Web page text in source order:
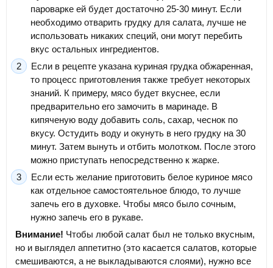
пароварке ей будет достаточно 25-30 минут. Если
необходимо отварить грудку для салата, лучше не
использовать никаких специй, они могут перебить
вкус остальных ингредиентов.
Если в рецепте указана куриная грудка обжаренная,
то процесс приготовления также требует некоторых
знаний. К примеру, мясо будет вкуснее, если
предварительно его замочить в маринаде. В
кипяченую воду добавить соль, сахар, чеснок по
вкусу. Остудить воду и окунуть в него грудку на 30
минут. Затем вынуть и отбить молотком. После этого
можно приступать непосредственно к жарке.
Если есть желание приготовить белое куриное мясо
как отдельное самостоятельное блюдо, то лучше
запечь его в духовке. Чтобы мясо было сочным,
нужно запечь его в рукаве.
Внимание! Чтобы любой салат был не только вкусным,
но и выглядел аппетитно (это касается салатов, которые
смешиваются, а не выкладываются слоями), нужно все